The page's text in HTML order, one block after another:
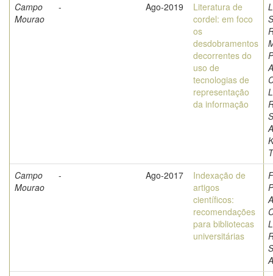
Campo
Mourao
- Ago-2019
Literatura de
cordel: em foco
os
desdobramentos
decorrentes do
uso de
tecnologias de
representação
da informação
Campo
Mourao
- Ago-2017
Indexação de
artigos
científicos:
recomendações
para bibliotecas
universitárias